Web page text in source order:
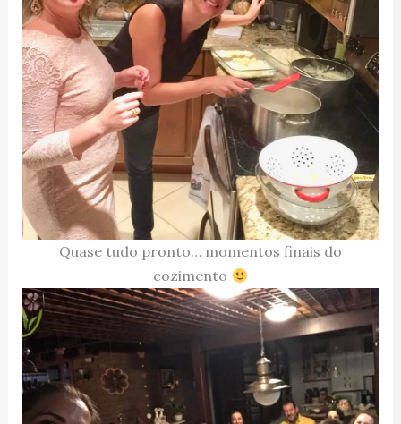
Quase tudo pronto… momentos finais do
cozimento